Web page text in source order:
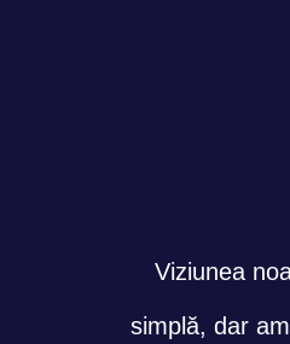
Viziunea
simplă, dar